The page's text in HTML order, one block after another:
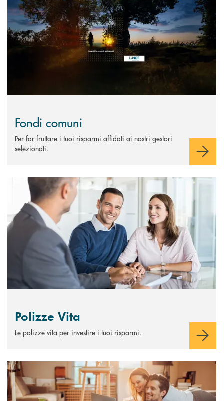
Fondi comuni
Per far fruttare i tuoi risparmi affidati ai nostri gestori
selezionati.
Scopri di più Polizze Vita
Polizze Vita
Le polizze vita per investire i tuoi risparmi.
Scopri di più Conto deposito